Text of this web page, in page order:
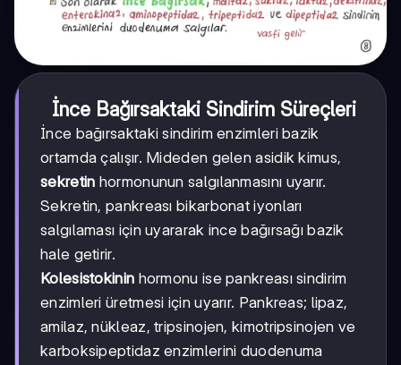
İnce Bağırsaktaki Sindirim Süreçleri
İnce bağırsaktaki sindirim enzimleri bazik
ortamda çalışır. Mideden gelen asidik kimus,
sekretin hormonunun salgılanmasını uyarır.
Sekretin, pankreası bikarbonat iyonları
salgılaması için uyararak ince bağırsağı bazik
hale getirir.
Kolesistokinin hormonu ise pankreası sindirim
enzimleri üretmesi için uyarır. Pankreas; lipaz,
amilaz, nükleaz, tripsinojen, kimotripsinojen ve
karboksipeptidaz enzimlerini duodenuma